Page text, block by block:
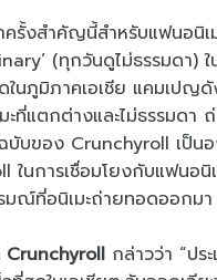
รั้งสำคัญนี้สำหรับแฟนอนิ
(ทุกวันดูไม่ธรรมดา) ใ
นภูมิภาคเอเชีย แคมเปญ
ที่แตกต่างและไม่ธรรมด
บับของ Crunchyroll เป็
ในการเชื่อมโยงกับแฟนอ
มณ์ที่อนิเมะถ่ายทอดออกมา
Crunchyroll กล่าวว่า “ปร